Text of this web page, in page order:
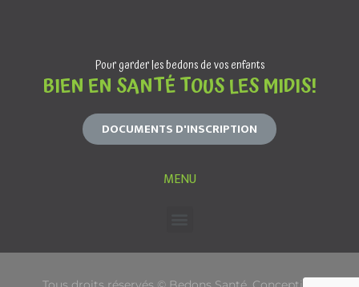
Pour garder les bedons de vos enfants
BIEN EN SANTÉ TOUS LES MIDIS!
DOCUMENTS D'INSCRIPTION
MENU